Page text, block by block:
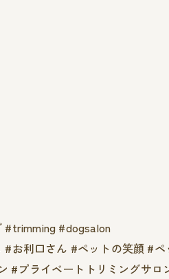
#trimming #dogsalon
利口さん #ペットの笑顔 #
#プライベートトリミングサ